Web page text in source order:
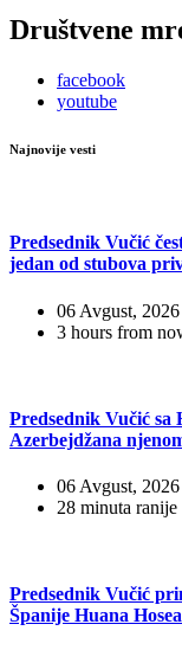
Društvene
facebook
youtube
Najnovije vesti
Predsednik Vučić
jedan od stubova
06 Avgust, 2026
3 hours from
Predsednik Vučić sa
Azerbejdžana
06 Avgust, 2026
28 minuta ranije
Predsednik Vučić
Španije Huana